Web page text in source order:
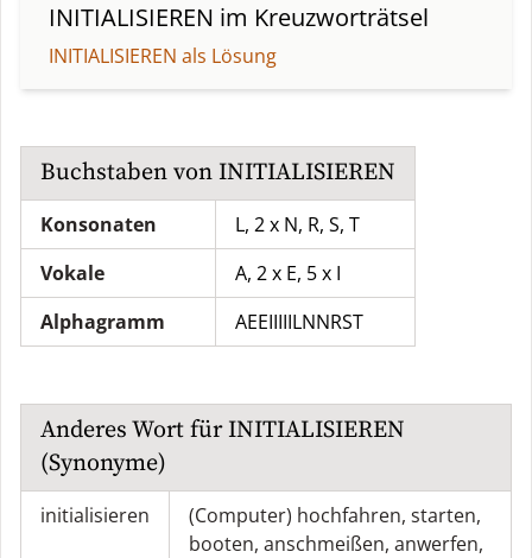
INITIALISIEREN im Kreuzworträtsel
INITIALISIEREN als Lösung
Buchstaben von INITIALISIEREN
Konsonaten
L, 2 x N, R, S, T
Vokale
A, 2 x E, 5 x I
Alphagramm
AEEIIIIILNNRST
Anderes Wort fürINITIALISIEREN
(Synonyme)
initialisieren (Computer) hochfahren, starten,
booten, anschmeißen, anwerfen,